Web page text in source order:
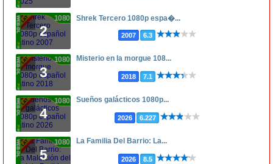
2
1080p Shrek Tercero 1080p espa�...
2007 6.3
3
1080p Misterio en la morgue 108...
2018 7.1
4
1080p Sueños galácticos 1080p...
2026 6.227
5
1080p La Familia Del Barrio: La...
2026 8.5